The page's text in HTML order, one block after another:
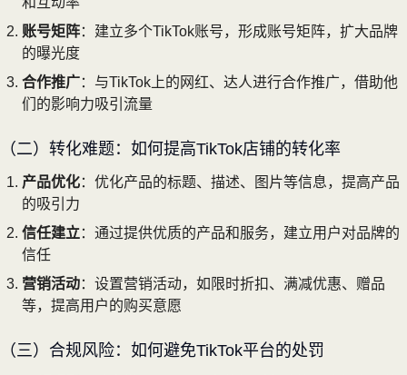
账号矩阵：建立多个TikTok账号，形成账号矩阵，扩大品牌
的曝光度
合作推广：与TikTok上的网红、达人进行合作推广，借助他
们的影响力吸引流量
（二）转化难题：如何提高TikTok店铺的转化率
产品优化：优化产品的标题、描述、图片等信息，提高产品
的吸引力
信任建立：通过提供优质的产品和服务，建立用户对品牌的
信任
营销活动：设置营销活动，如限时折扣、满减优惠、赠品
等，提高用户的购买意愿
（三）合规风险：如何避免TikTok平台的处罚